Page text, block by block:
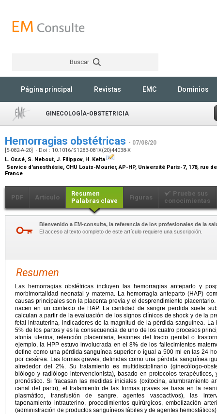
Buscar
Página principal Revistas EMC Dominios
GINECOLOGÍA-OBSTETRICIA
Hemorragias obstétricas - 07/08/20
[5-082-A-20] - Doi : 10.1016/S1283-081X(20)44038-X
L. Ossé, S. Nebout, J. Filippov, H. Keita
Service d'anesthésie, CHU Louis-Mourier, AP-HP, Université Paris-7, 178, rue
France
PDF Artículo
Resumen
Palabras clave
Figuras
Pruebe sus
conocimientas
Bienvenido a EM-consulte, la referencia de los profesionales de la
El acceso al texto completo de este artículo requiere una suscripción.
Resumen
Las hemorragias obstétricas incluyen las hemorragias anteparto y
morbimortalidad neonatal y materna. La hemorragia anteparto (HAP)
causas principales son la placenta previa y el desprendimiento
nacen en un contexto de HAP. La cantidad de sangre perdida suele
calculan a partir de la evaluación de los signos clínicos de shock y de la
fetal intrauterina, indicadores de la magnitud de la pérdida sanguínea. La
5% de los partos y es la consecuencia de uno de los cuatro procesos
atonía uterina, retención placentaria, lesiones del tracto genital o
ejemplo, la HPP estuvo involucrada en el 8% de los fallecimientos
define como una pérdida sanguínea superior o igual a 500 ml en las 24
por cesárea. Las formas graves, definidas como una pérdida sanguínea
alrededor del 2%. Su tratamiento es multidisciplinario (ginecólogo-
biólogo y radiólogo intervencionista), basado en protocolos
pronóstico. Si fracasan las medidas iniciales (oxitocina, alumbramiento
canal del parto), el tratamiento de las formas graves se basa en la
plasmático, transfusión de sangre, agentes vasoactivos), las
taponamiento intrauterino, procedimientos quirúrgicos, embolización
(administración de productos sanguíneos lábiles y de agentes